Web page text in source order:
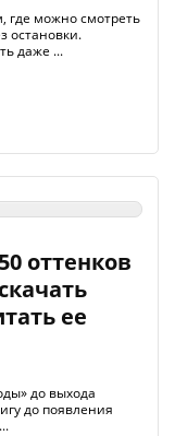
где можно смотреть
остановки.
даже ...
оттенков
ее
до выхода
до появления